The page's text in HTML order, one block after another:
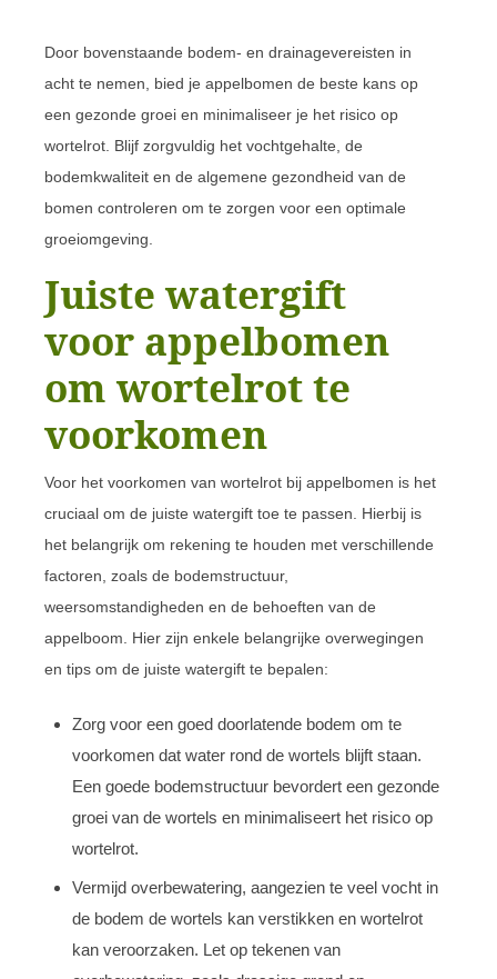
Door bovenstaande bodem- en drainagevereisten in
acht te nemen, bied je appelbomen de beste kans op
een gezonde groei en minimaliseer je het risico op
wortelrot. Blijf zorgvuldig het vochtgehalte, de
bodemkwaliteit en de algemene gezondheid van de
bomen controleren om te zorgen voor een optimale
groeiomgeving.
Juiste watergift
voor appelbomen
om wortelrot te
voorkomen
Voor het voorkomen van wortelrot bij appelbomen is het
cruciaal om de juiste watergift toe te passen. Hierbij is
het belangrijk om rekening te houden met verschillende
factoren, zoals de bodemstructuur,
weersomstandigheden en de behoeften van de
appelboom. Hier zijn enkele belangrijke overwegingen
en tips om de juiste watergift te bepalen:
Zorg voor een goed doorlatende bodem om te
voorkomen dat water rond de wortels blijft staan.
Een goede bodemstructuur bevordert een gezonde
groei van de wortels en minimaliseert het risico op
wortelrot.
Vermijd overbewatering, aangezien te veel vocht in
de bodem de wortels kan verstikken en wortelrot
kan veroorzaken. Let op tekenen van